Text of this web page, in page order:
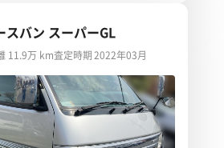
スバン スーパーGL
11.9万 km査定時期 2022年03月